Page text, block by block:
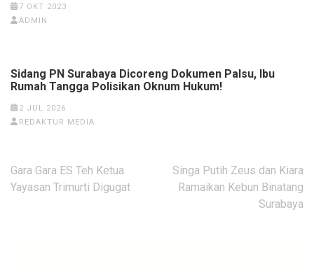
7 OKT 2023
ADMIN
Sidang PN Surabaya Dicoreng Dokumen Palsu, Ibu
Rumah Tangga Polisikan Oknum Hukum!
2 JUL 2026
REDAKTUR MEDIA
Navigasi
pos
Gara Gara ES Teh Ketua
Yayasan Trimurti Digugat
Singa Putih Zeus dan Kiara
Ramaikan Kebun Binatang
Surabaya